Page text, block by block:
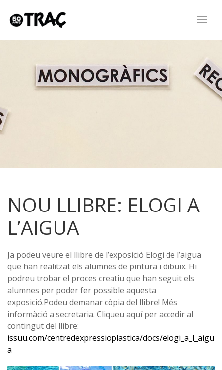
NOU LLIBRE: ELOGI A
L’AIGUA
Ja podeu veure el llibre de l’exposició Elogi de l’aigua
que han realitzat els alumnes de pintura i dibuix. Hi
podreu trobar el proces creatiu que han seguit els
alumnes per poder fer possible aquesta
exposició.Podeu demanar còpia del llibre! Més
informàció a secretaria. Cliqueu aquí per accedir al
contingut del llibre:
issuu.com/centredexpressioplastica/docs/elogi_a_l_aigu
a